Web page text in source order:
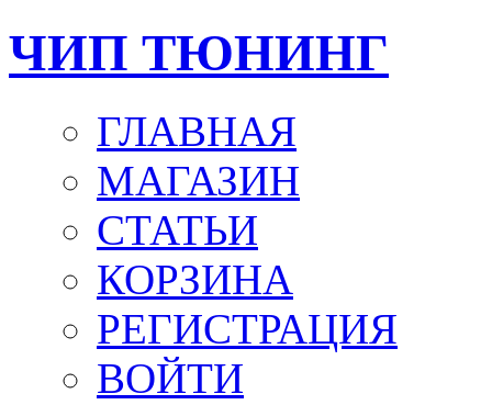
ЧИП ТЮНИНГ
ГЛАВНАЯ
МАГАЗИН
СТАТЬИ
КОРЗИНА
РЕГИСТРАЦИЯ
ВОЙТИ